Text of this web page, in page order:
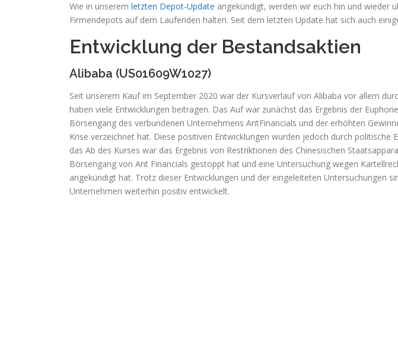
Wie in unserem letzten Depot-Update angekündigt, werden wir euch hin und wieder
Firmendepots auf dem Laufenden halten. Seit dem letzten Update hat sich auch
Entwicklung der Bestandsaktien
Alibaba (US01609W1027)
Seit unserem Kauf im September 2020 war der Kursverlauf von Alibaba vor allem
haben viele Entwicklungen beitragen. Das Auf war zunächst das Ergebnis der
Börsengang des verbundenen Unternehmens AntFinancials und der erhöhten
Krise verzeichnet hat. Diese positiven Entwicklungen wurden jedoch durch politische
das Ab des Kurses war das Ergebnis von Restriktionen des Chinesischen
Börsengang von Ant Financials gestoppt hat und eine Untersuchung wegen
angekündigt hat. Trotz dieser Entwicklungen und der eingeleiteten Untersuchungen
Unternehmen weiterhin positiv entwickelt.